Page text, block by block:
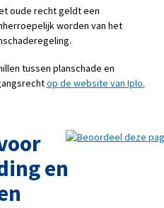
oude recht geldt een
worden van het
tussen planschade en
op de website van Iplo.
en